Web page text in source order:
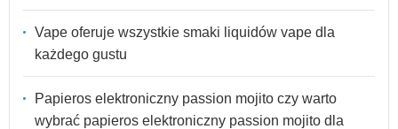
Vape oferuje wszystkie smaki liquidów vape dla
każdego gustu
Papieros elektroniczny passion mojito czy warto
wybrać papieros elektroniczny passion mojito dla